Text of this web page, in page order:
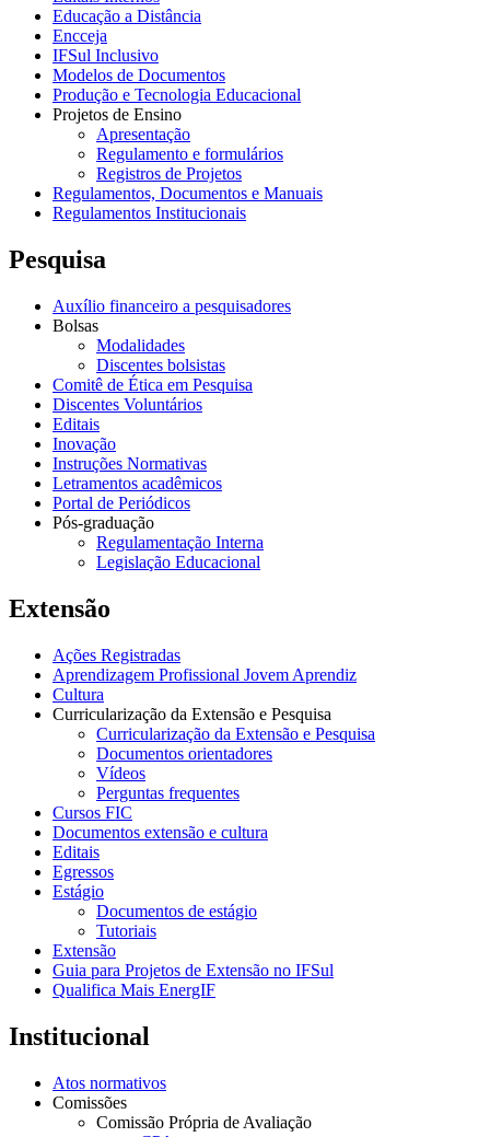
Educação a Distância
Encceja
IFSul Inclusivo
Modelos de Documentos
Produção e Tecnologia Educacional
Projetos de Ensino
Apresentação
Regulamento e formulários
Registros de Projetos
Regulamentos, Documentos e Manuais
Regulamentos Institucionais
Pesquisa
Auxílio financeiro a pesquisadores
Bolsas
Modalidades
Discentes bolsistas
Comitê de Ética em Pesquisa
Discentes Voluntários
Editais
Inovação
Instruções Normativas
Letramentos acadêmicos
Portal de Periódicos
Pós-graduação
Regulamentação Interna
Legislação Educacional
Extensão
Ações Registradas
Aprendizagem Profissional Jovem Aprendiz
Cultura
Curricularização da Extensão e Pesquisa
Curricularização da Extensão e Pesquisa
Documentos orientadores
Vídeos
Perguntas frequentes
Cursos FIC
Documentos extensão e cultura
Editais
Egressos
Estágio
Documentos de estágio
Tutoriais
Extensão
Guia para Projetos de Extensão no IFSul
Qualifica Mais EnergIF
Institucional
Atos normativos
Comissões
Comissão Própria de Avaliação